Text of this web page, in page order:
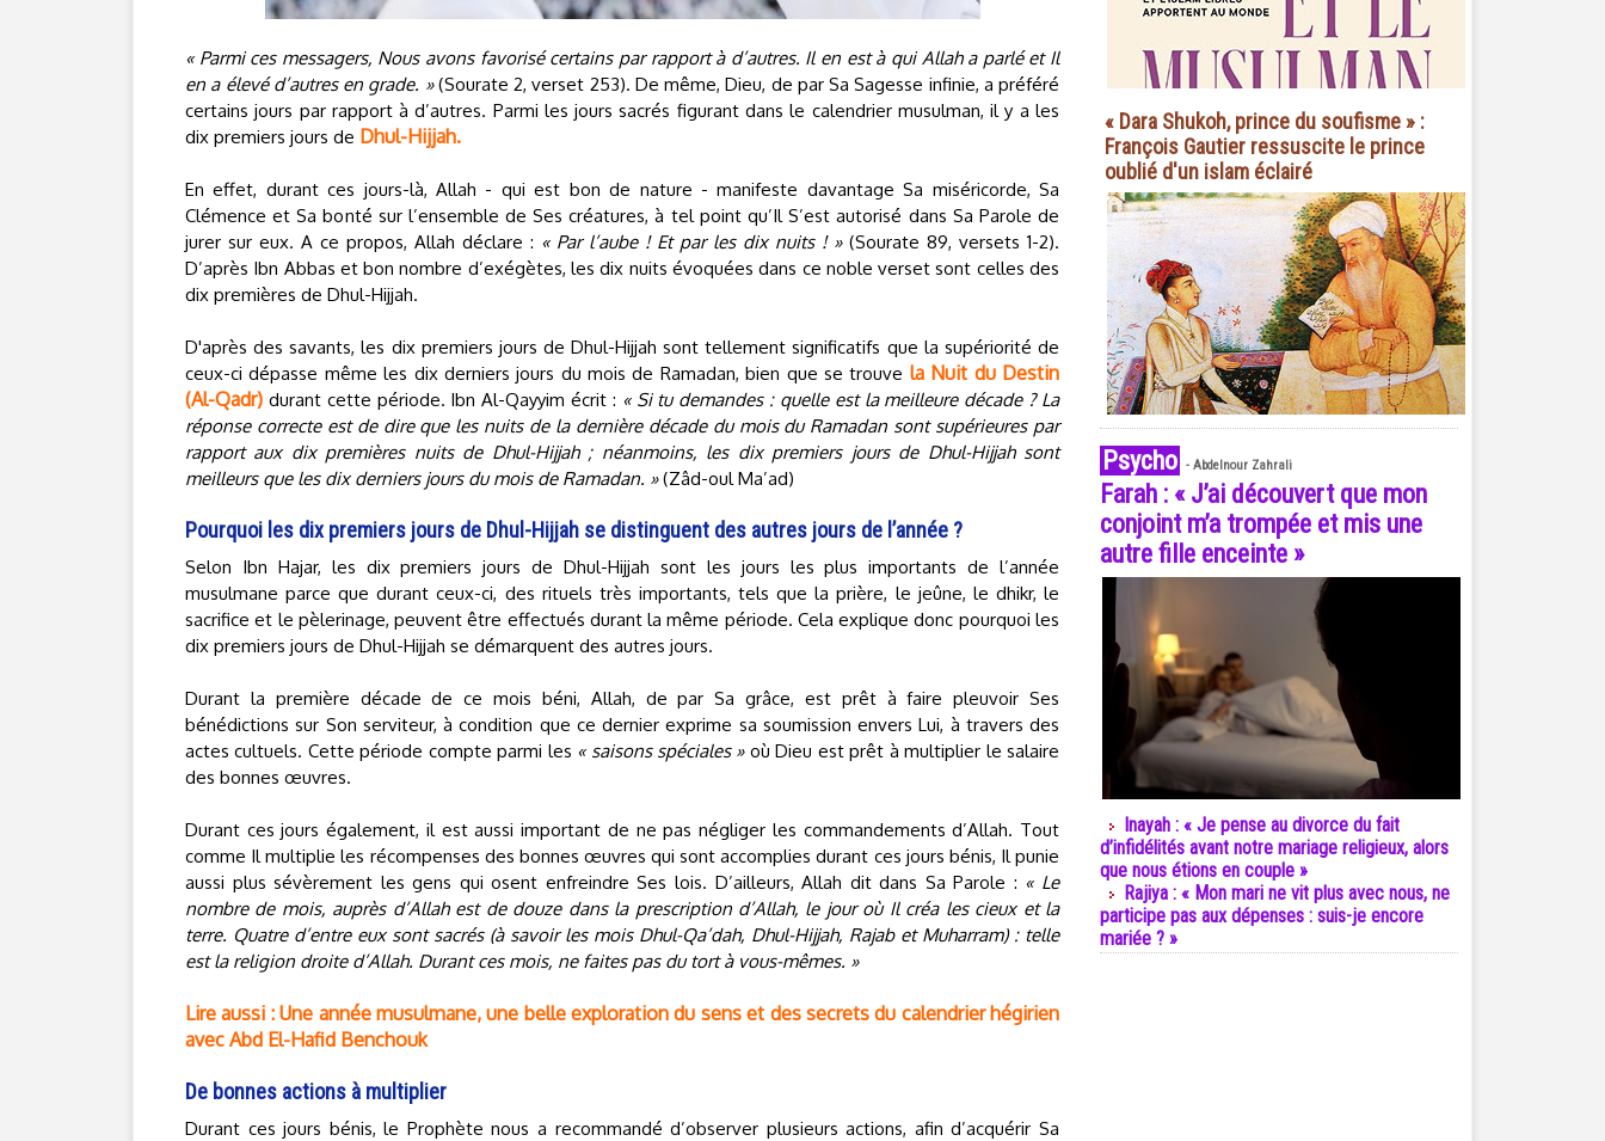
« Parmi ces messagers, Nous avons favorisé certains par rapport à d’autres. Il en est à qui Allah a parlé et Il
en a élevé d’autres en grade. »(Sourate 2, verset 253). De même, Dieu, de par Sa Sagesse infinie, a préféré
certains jours par rapport à d’autres. Parmi les jours sacrés figurant dans le calendrier musulman, il y a les
dix premiers jours de Dhul-Hijjah.
En effet, durant ces jours-là, Allah - qui est bon de nature - manifeste davantage Sa miséricorde, Sa
Clémence et Sa bonté sur l’ensemble de Ses créatures, à tel point qu’Il S’est autorisé dans Sa Parole de
jurer sur eux. A ce propos, Allah déclare : « Par l’aube ! Et par les dix nuits ! »(Sourate 89, versets 1-2).
D’après Ibn Abbas et bon nombre d’exégètes, les dix nuits évoquées dans ce noble verset sont celles des
dix premières de Dhul-Hijjah.
D'après des savants, les dix premiers jours de Dhul-Hijjah sont tellement significatifs que la supériorité de
ceux-ci dépasse même les dix derniers jours du mois de Ramadan, bien que se trouve la Nuit du Destin
(Al-Qadr) durant cette période. Ibn Al-Qayyim écrit : « Si tu demandes : quelle est la meilleure décade ? La
réponse correcte est de dire que les nuits de la dernière décade du mois du Ramadan sont supérieures par
rapport aux dix premières nuits de Dhul-Hijjah ; néanmoins, les dix premiers jours de Dhul-Hijjah sont
meilleurs que les dix derniers jours du mois de Ramadan. »(Zâd-oul Ma’ad)
Pourquoi les dix premiers jours de Dhul-Hijjah se distinguent des autres jours de l’année ?
Selon Ibn Hajar, les dix premiers jours de Dhul-Hijjah sont les jours les plus importants de l’année
musulmane parce que durant ceux-ci, des rituels très importants, tels que la prière, le jeûne, le dhikr, le
sacrifice et le pèlerinage, peuvent être effectués durant la même période. Cela explique donc pourquoi les
dix premiers jours de Dhul-Hijjah se démarquent des autres jours.
Durant la première décade de ce mois béni, Allah, de par Sa grâce, est prêt à faire pleuvoir Ses
bénédictions sur Son serviteur, à condition que ce dernier exprime sa soumission envers Lui, à travers des
actes cultuels. Cette période compte parmi les « saisons spéciales »où Dieu est prêt à multiplier le salaire
des bonnes œuvres.
Durant ces jours également, il est aussi important de ne pas négliger les commandements d’Allah. Tout
comme Il multiplie les récompenses des bonnes œuvres qui sont accomplies durant ces jours bénis, Il punie
aussi plus sévèrement les gens qui osent enfreindre Ses lois. D’ailleurs, Allah dit dans Sa Parole : « Le
nombre de mois, auprès d’Allah est de douze dans la prescription d’Allah, le jour où Il créa les cieux et la
terre. Quatre d’entre eux sont sacrés (à savoir les mois Dhul-Qa’dah, Dhul-Hijjah, Rajab et Muharram) : telle
est la religion droite d’Allah. Durant ces mois, ne faites pas du tort à vous-mêmes. »
Lire aussi : Une année musulmane, une belle exploration du sens et des secrets du calendrier hégirien
avec Abd El-Hafid Benchouk
De bonnes actions à multiplier
Durant ces jours bénis, le Prophète nous a recommandé d’observer plusieurs actions, afin d’acquérir Sa
« Dara Shukoh, prince du soufisme » :
François Gautier ressuscite le prince
oublié d'un islam éclairé
Psycho - Abdelnour Zahrali
Farah : « J’ai découvert que mon
conjoint m’a trompée et mis une
autre fille enceinte »
Inayah : « Je pense au divorce du fait
d’infidélités avant notre mariage religieux, alors
que nous étions en couple »
Rajiya : « Mon mari ne vit plus avec nous, ne
participe pas aux dépenses : suis-je encore
mariée ? »